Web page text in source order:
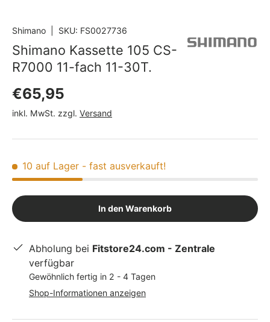
Shimano SKU: FS0027736
Shimano Kassette 105 CS-
R7000 11-fach 11-30T.
Normaler Preis
€65,95
inkl. MwSt. zzgl. Versand
10 auf Lager - fast ausverkauft!
In den Warenkorb
Abholung bei Fitstore24.com - Zentrale
verfügbar
Gewöhnlich fertig in 2 - 4 Tagen
Shop-Informationen anzeigen